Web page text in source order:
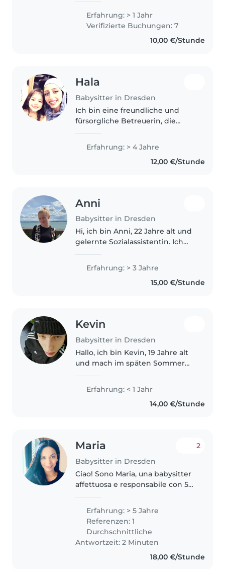
einem Kindergarten zu. Ich habe
Erfahrung mit Kindern im Alter
von 1-10 Jahren. Ich kann..
Erfahrung: > 1 Jahr
Verifizierte Buchungen: 7
10,00 €/Stunde
Hala
Babysitter in Dresden
Ich bin eine freundliche und
fürsorgliche Betreuerin, die
Deutsch und Arabisch und habe
Erfahrung mit Babys,
Erfahrung: > 4 Jahre
12,00 €/Stunde
Anni
Babysitter in Dresden
Hi, ich bin Anni, 22 Jahre alt und
gelernte Sozialassistentin. Ich
Ausbildung zur Erzieherin. Ich
habe durch bisherige
Ausbildung und verschiedenen
Erfahrung: > 3 Jahre
15,00 €/Stunde
Kevin
Babysitter in Dresden
Hallo, ich bin Kevin, 19 Jahre alt
und mach im späten Sommer
Mediengestalter. Ich bin
freundlich, extrovertiert, kreativ
und kann gut mit Menschen und
Erfahrung: < 1 Jahr
14,00 €/Stunde
Maria
Babysitter in Dresden
2
Ciao! Sono Maria, una babysitter
affettuosa e responsabile con 5
di tutte le età. Parlo inglese,
italiano e tedesco e adoro creare
lavoretti, suonare..
Erfahrung: > 5 Jahre
Referenzen: 1
Durchschnittliche
Antwortzeit: 2 Minuten
18,00 €/Stunde